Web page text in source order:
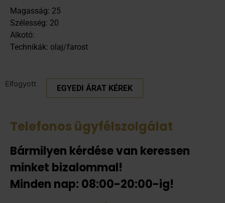
Magasság: 25
Szélesség: 20
Alkotó:
Technikák: olaj/farost
Elfogyott EGYEDI ÁRAT KÉREK
Telefonos ügyfélszolgálat
Bármilyen kérdése van keressen
minket bizalommal!
Minden nap: 08:00-20:00-ig!